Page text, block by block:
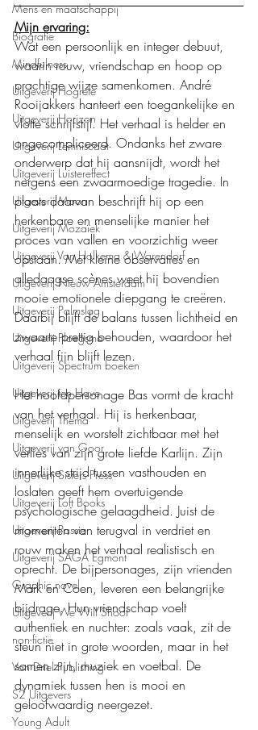
Mens en maatschappij
Biografie
Mindfulness
Uitgeverij Hogrefe
Uitgeverij Horizon
Uitgeverij Lemniscaat
Uitgeverij Luistereffect
Uitgeverij Moon
Uitgeverij Mozaïek
Uitgeverij Van Holkema & Warendorf
Uitgeverij Nieuw Amsterdam
Uitgeverij Palmslag
Uitgeverij Ploegsma
Uitgeverij Spectrum boeken
Uitgeverij ten Have
Uitgeverij Thema
Uitgeverij van Goor
Uitgeverij Sisters Press
Uitgeverij Loft Books
Uitgeverij Passie
Uitgeverij SAGA Egmont
Graphic novel
Uitgeverij We Will Shoot
non-fictie
Van Driel Publishing
S2 Uitgevers
Young Adult
Mijn ervaring:
Wat een persoonlijk en integer debuut,
waarin rouw, vriendschap en hoop op
prachtige wijze samenkomen. André
Rooijakkers hanteert een toegankelijke en
vlotte schrijfstijl. Het verhaal is helder en
ongecompliceerd. Ondanks het zware
onderwerp dat hij aansnijdt, wordt het
nergens een zwaarmoedige tragedie. In
plaats daarvan beschrijft hij op een
herkenbare en menselijke manier het
proces van vallen en voorzichtig weer
opstaan. Met kleine observaties en
alledaagse scènes weet hij bovendien
mooie emotionele diepgang te creëren.
Daarbij blijft de balans tussen lichtheid en
zwaarte prettig behouden, waardoor het
verhaal fijn blijft lezen.
Het hoofdpersonage Bas vormt de kracht
van het verhaal. Hij is herkenbaar,
menselijk en worstelt zichtbaar met het
verlies van zijn grote liefde Karlijn. Zijn
innerlijke strijd tussen vasthouden en
loslaten geeft hem overtuigende
psychologische gelaagdheid. Juist de
momenten van terugval in verdriet en
rouw maken het verhaal realistisch en
oprecht. De bijpersonages, zijn vrienden
Mark en Coen, leveren een belangrijke
bijdrage. Hun vriendschap voelt
authentiek en nuchter: zoals vaak, zit de
steun niet in grote woorden, maar in het
samen zijn, muziek en voetbal. De
dynamiek tussen hen is mooi en
geloofwaardig neergezet.